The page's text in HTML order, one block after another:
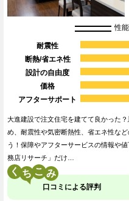
性
耐震性
断熱/省エネ性
設計の自由度
価格
アフターサポート
大進建設で注文住宅を建てて良かった
め、耐震性や気密断熱性、省エネ性な
う！保障やアフターサービスの情報や
務店リサーチ」だけ…
く こ
口コミによる評判